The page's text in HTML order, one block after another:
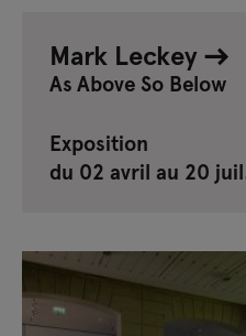
Mark Leckey
As Above So Below
Exposition
du 02 avril au 20